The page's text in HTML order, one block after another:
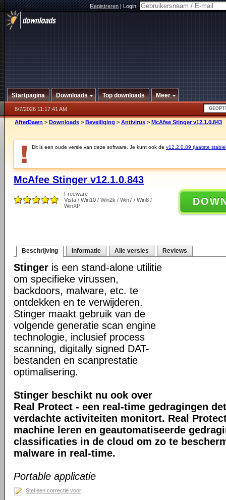
Registreren|Login:
Startpagina Downloads Top downloads Meer
8/7/2026 11:17:41 AM
AfterDawn > Downloads > Beveiliging > Antivirus > McAfee Stinger v12.1.0.843
Dit is een oude versie van deze software. Je kunt ook de v12.2.0.89 (laatste
McAfee Stinger v12.1.0.843
Freeware
Vista / Win10 / Win2k / Win7 / Win8 /
WinXP
Beschrijving Informatie Alle versies Reviews
Stinger is een stand-alone utilitie
om specifieke virussen,
backdoors, malware, etc. te
ontdekken en te verwijderen.
Stinger maakt gebruik van de
volgende generatie scan engine
technologie, inclusief process
scanning, digitally signed DAT-
bestanden en scanprestatie
optimalisering.
Stinger beschikt nu ook over
Real Protect - een real-time gedragingen
verdachte activiteiten monitort. Real
machine leren en geautomatiseerde
classificaties in de cloud om zo te
malware in real-time.
Portable applicatie
Stel een correctie voor